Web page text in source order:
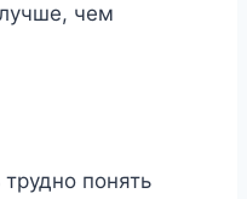
чем
понять